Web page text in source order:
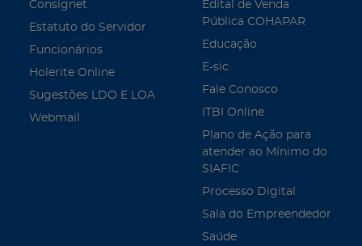
Consignet
Estatuto do Servidor
Funcionários
Holerite Online
Sugestões LDO E LOA
Webmail
Edital de Venda
Pública COHAPAR
Educação
E-sic
Fale Conosco
ITBI Online
Plano de Ação para
atender ao Mínimo do
SIAFIC
Processo Digital
Sala do Empreendedor
Saúde